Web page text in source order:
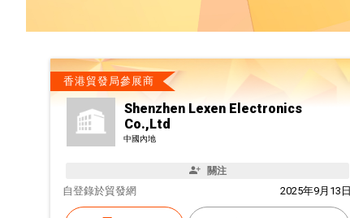
香港貿發局參展商
Shenzhen Lexen Electronics
Co.,Ltd
中國內地
關注
自 2025年9月13日
登錄於貿發網